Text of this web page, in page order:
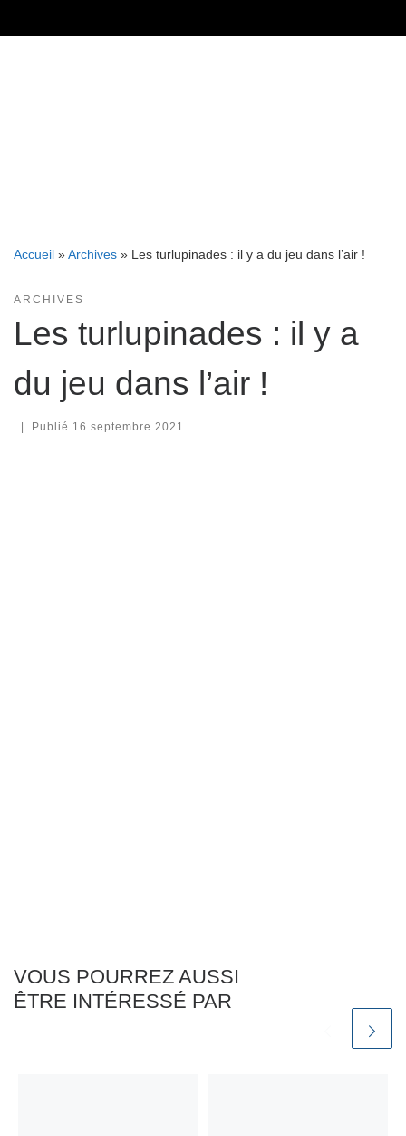
Accueil »Archives » Les turlupinades : il y a du jeu dans l’air !
ARCHIVES
Les turlupinades : il y a
du jeu dans l’air !
Publié 16 septembre 2021
VOUS POURREZ AUSSI
ÊTRE INTÉRESSÉ PAR